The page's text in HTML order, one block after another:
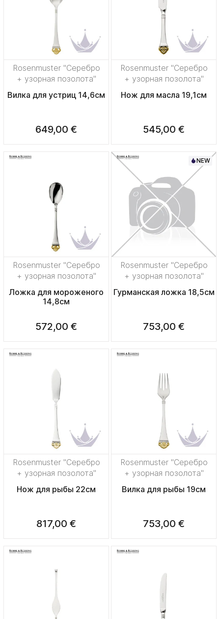
Rosenmuster "Серебро
+ узорная позолота"
Вилка для устриц 14,6см
649,00 €
Rosenmuster "Серебро
+ узорная позолота"
Нож для масла 19,1см
545,00 €
Rosenmuster "Серебро
+ узорная позолота"
Ложка для мороженого
14,8см
572,00 €
NEW
Rosenmuster "Серебро
+ узорная позолота"
Гурманская ложка 18,5см
753,00 €
Rosenmuster "Серебро
+ узорная позолота"
Нож для рыбы 22см
817,00 €
Rosenmuster "Серебро
+ узорная позолота"
Вилка для рыбы 19см
753,00 €